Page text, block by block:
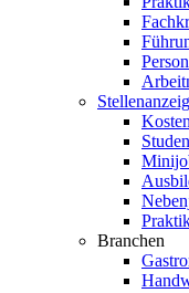
Branchen